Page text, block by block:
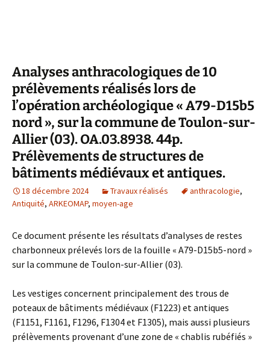
Analyses anthracologiques de 10
prélèvements réalisés lors de
l’opération archéologique « A79-D15b5
nord », sur la commune de Toulon-sur-
Allier (03). OA.03.8938. 44p.
Prélèvements de structures de
bâtiments médiévaux et antiques.
18 décembre 2024 Travaux réalisés anthracologie,
Antiquité, ARKEOMAP, moyen-age
Ce document présente les résultats d’analyses de restes
charbonneux prélevés lors de la fouille « A79-D15b5-nord »
sur la commune de Toulon-sur-Allier (03).
Les vestiges concernent principalement des trous de
poteaux de bâtiments médiévaux (F1223) et antiques
(F1151, F1161, F1296, F1304 et F1305), mais aussi plusieurs
prélèvements provenant d’une zone de « chablis rubéfiés »